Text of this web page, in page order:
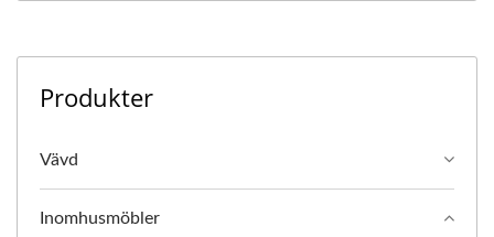
Produkter
Vävd
Inomhusmöbler